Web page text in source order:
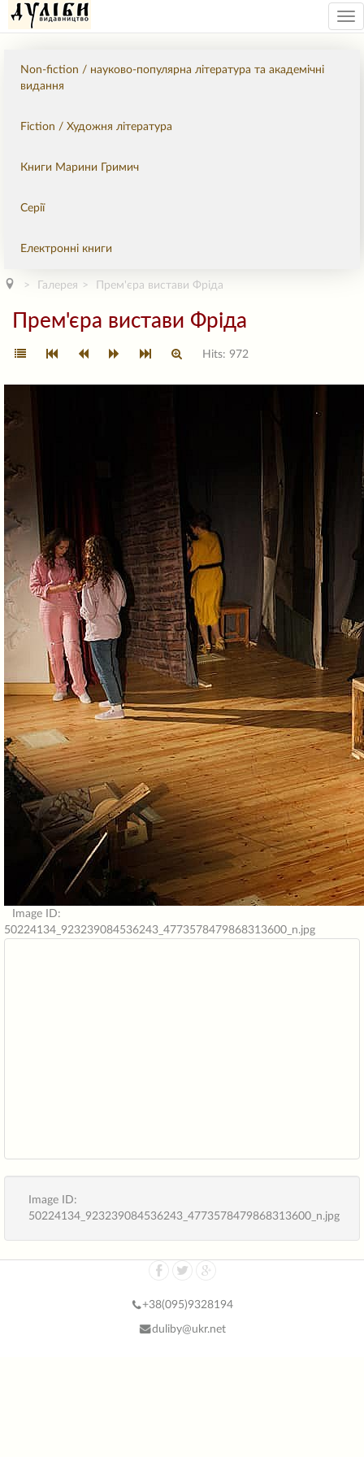
Non-fiction / науково-популярна література та академічні
видання
Fiction / Художня література
Книги Марини Гримич
Серії
Електронні книги
Галерея Прем'єра вистави Фріда
Прем'єра вистави Фріда
Hits: 972
Image ID:
50224134_923239084536243_4773578479868313600_n.jpg
Image ID:
50224134_923239084536243_4773578479868313600_n.jpg
+38(095)9328194
duliby@ukr.net